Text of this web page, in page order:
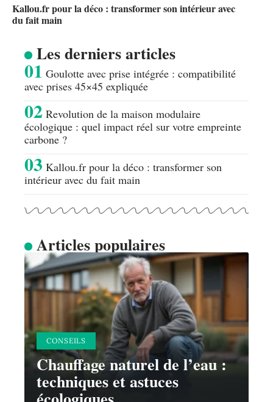
Kallou.fr pour la déco : transformer son intérieur avec
du fait main
Les derniers articles
Goulotte avec prise intégrée : compatibilité
avec prises 45×45 expliquée
Revolution de la maison modulaire
écologique : quel impact réel sur votre empreinte
carbone ?
Kallou.fr pour la déco : transformer son
intérieur avec du fait main
Articles populaires
CONSEILS
Chauffage naturel de l’eau :
techniques et astuces